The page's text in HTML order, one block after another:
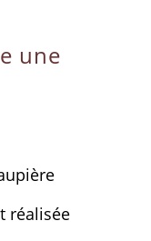
une
réalisée